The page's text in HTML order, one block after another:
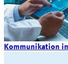
Kommunikation